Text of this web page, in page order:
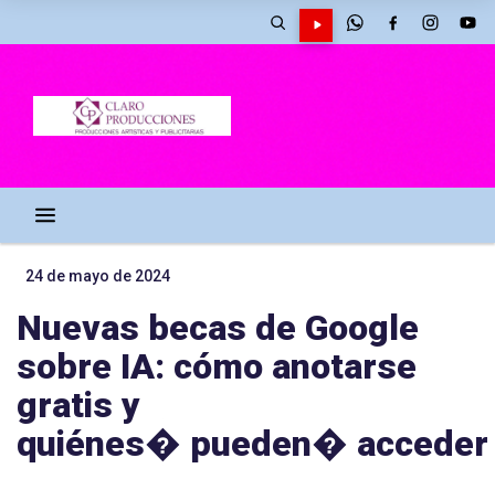
24 de mayo de 2024
Nuevas becas de Google
sobre IA: cómo anotarse
gratis y
quiénes� pueden� acceder